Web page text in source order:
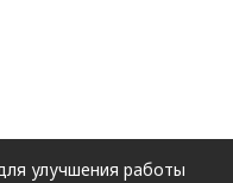
улучшения работы